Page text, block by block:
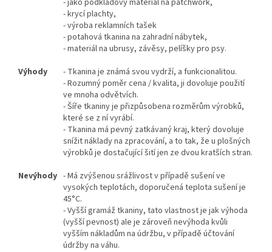
- krycí plachty,
- výroba reklamních tašek
- potahová tkanina na zahradní nábytek,
- materiál na ubrusy, závěsy, pelíšky pro psy.
Výhody
- Tkanina je známá svou vydrží, a funkcionalitou.
- Rozumný poměr cena / kvalita, ji dovoluje použití
ve mnoha odvětvích.
- Šíře tkaniny je přizpůsobena rozměrům výrobků,
které se z ní vyrábí.
- Tkanina má pevný zatkávaný kraj, který dovoluje
snížit náklady na zpracování, a to tak, že u plošných
výrobků je dostačující šití jen ze dvou kratších stran.
Nevýhody - Má zvýšenou srážlivost v případě sušení ve
vysokých teplotách, doporučená teplota sušení je
45°C.
- Vyšší gramáž tkaniny, tato vlastnost je jak výhoda
(vyšší pevnost) ale je zároveň nevýhoda kvůli
vyšším nákladům na údržbu, v případě účtování
údržby na váhu.